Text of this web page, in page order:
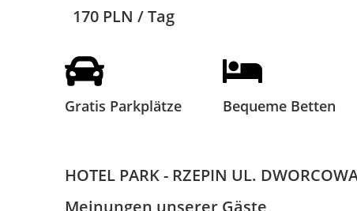
170 PLN / Tag
Gratis Parkplätze Bequeme Betten
HOTEL PARK - RZEPIN UL.
Meinungen unserer Gäste